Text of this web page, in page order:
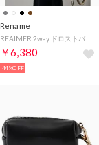
Rename
REAIMER 2way ドロストバッグ （TP）
￥6,380
44%OFF